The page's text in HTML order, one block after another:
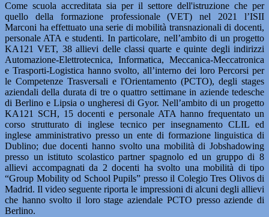
Come scuola accreditata sia per il settore dell'istruzione che per
quello della formazione professionale (VET) nel 2021 l’ISII
Marconi ha effettuato una serie di mobilità transnazionali di docenti,
personale ATA e studenti. In particolare, nell’ambito di un progetto
KA121 VET, 38 allievi delle classi quarte e quinte degli indirizzi
Automazione-Elettrotecnica, Informatica, Meccanica-Meccatronica
e Trasporti-Logistica hanno svolto, all’interno dei loro Percorsi per
le Competenze Trasversali e l'Orientamento (PCTO), degli stages
aziendali della durata di tre o quattro settimane in aziende tedesche
di Berlino e Lipsia o ungheresi di Gyor. Nell’ambito di un progetto
KA121 SCH, 15 docenti e personale ATA hanno frequentato un
corso strutturato di inglese tecnico per insegnamento CLIL ed
inglese amministrativo presso un ente di formazione linguistica di
Dublino; due docenti hanno svolto una mobilità di Jobshadowing
presso un istituto scolastico partner spagnolo ed un gruppo di 8
allievi accompagnati da 2 docenti ha svolto una mobilità di tipo
“Group Mobility od School Pupils” presso il Colegio Tres Olivos di
Madrid. Il video seguente riporta le impressioni di alcuni degli allievi
che hanno svolto il loro stage aziendale PCTO presso aziende di
Berlino.